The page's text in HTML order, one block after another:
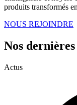
produits transformés
NOUS REJOINDRE
Nos
Actus